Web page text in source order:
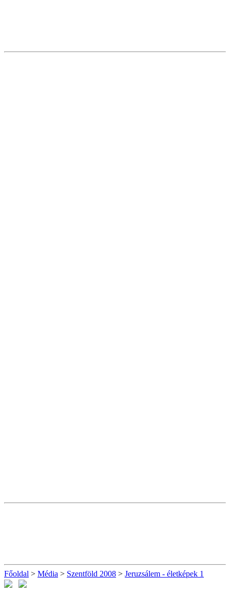
Főoldal > Média > Szentföld 2008 > Jeruzsálem - életképek 1